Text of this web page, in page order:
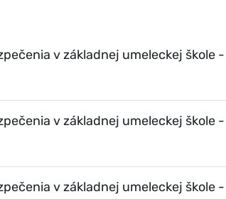
v základnej umeleckej škole
v základnej umeleckej škole
v základnej umeleckej škole